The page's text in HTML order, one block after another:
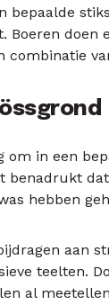
Boeren
in een
benadrukt
hebben
aan
teelten.
al